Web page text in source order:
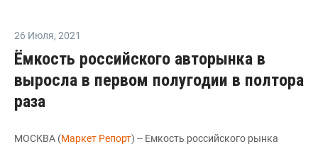
26 Июля, 2021
Ёмкость российского авторынка в
выросла в первом полугодии в полтора
раза
МОСКВА (Маркет Репорт) -- Емкость российского рынка